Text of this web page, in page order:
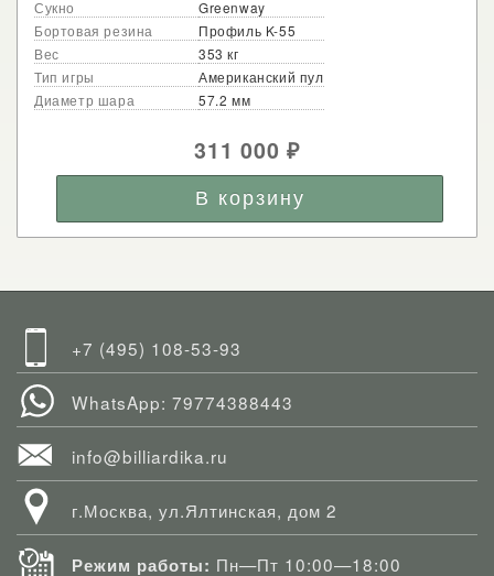
Сукно
Greenway
Бортовая резина
Профиль K-55
Вес
353 кг
Тип игры
Американский пул
Диаметр шара
57.2 мм
311 000₽
+7 (495) 108-53-93
WhatsApp: 79774388443
info@billiardika.ru
г.Москва, ул.Ялтинская, дом 2
Режим работы: Пн—Пт 10:00—18:00